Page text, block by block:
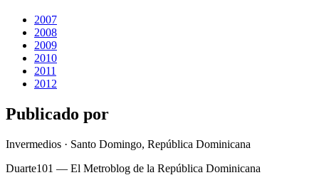
2007
2008
2009
2010
2011
2012
Publicado por
Invermedios · Santo Domingo, República Dominicana
Duarte101 — El Metroblog de la República Dominicana